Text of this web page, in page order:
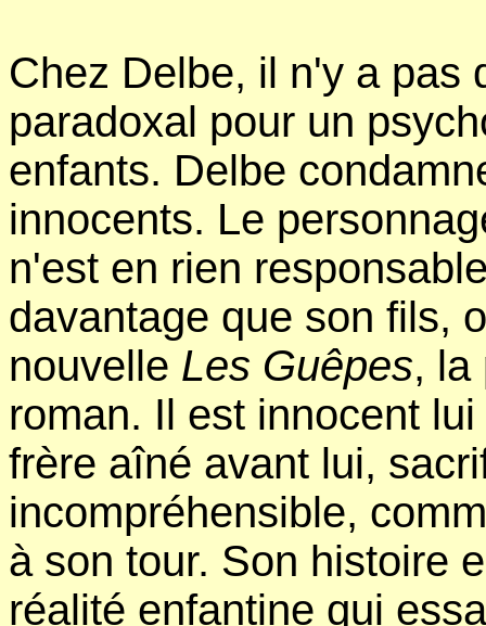
Chez Delbe, il n'y a pas
paradoxal pour un
enfants. Delbe
innocents. Le
n'est en rien
davantage que son fils,
nouvelle Les Guêpes, la
roman. Il est innocent
frère aîné avant lui,
incompréhensible,
à son tour. Son histoire
réalité enfantine qui